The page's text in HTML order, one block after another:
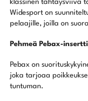
klassinen tähtäysviiva
Widesport on
pelaajille, joilla on
Pehmeä Pebax-insertti
Pebax on
joka tarjoaa
tuntuman.